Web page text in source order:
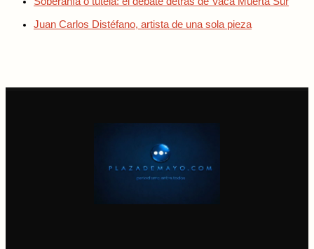
Juan Carlos Distéfano, artista de una sola pieza